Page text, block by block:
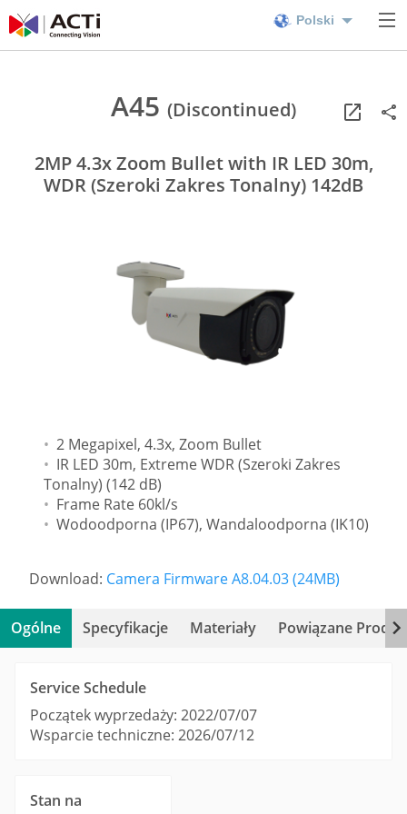
Polski
A45 (Discontinued)
2MP 4.3x Zoom Bullet with IR LED 30m,
WDR (Szeroki Zakres Tonalny) 142dB
2 Megapixel, 4.3x, Zoom Bullet
IR LED 30m, Extreme WDR (Szeroki Zakres
Tonalny) (142 dB)
Frame Rate 60kl/s
Wodoodporna (IP67), Wandaloodporna (IK10)
Download: Camera Firmware A8.04.03 (24MB)
Ogólne Specyfikacje Materiały Powiązane
Service Schedule
Początek wyprzedaży: 2022/07/07
Wsparcie techniczne: 2026/07/12
Stan na